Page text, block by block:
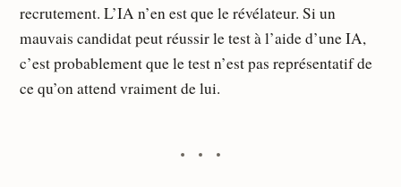
recrutement. L’IA n’en est que le révélateur. Si un
mauvais candidat peut réussir le test à l’aide d’une IA,
c’est probablement que le test n’est pas représentatif de
ce qu’on attend vraiment de lui.